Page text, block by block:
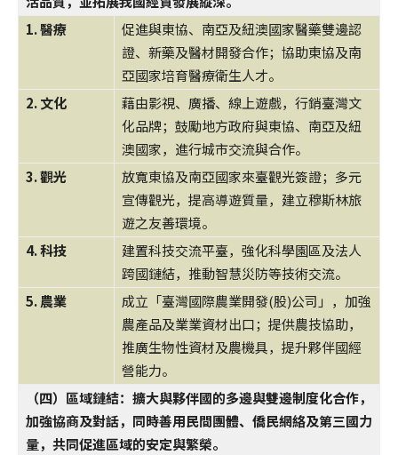
1. 醫療
促進與東協、南亞及紐澳國家醫藥雙邊認
證、新藥及醫材開發合作；協助東協及南
亞國家培育醫療衛生人才。
2. 文化
藉由影視、廣播、線上遊戲，行銷臺灣文
化品牌；鼓勵地方政府與東協、南亞及紐
澳國家，進行城市交流與合作。
3. 觀光
放寬東協及南亞國家來臺觀光簽證；多元
宣傳觀光，提高導遊質量，建立穆斯林旅
遊之友善環境。
4. 科技
建置科技交流平臺，強化科學園區及法人
跨國鏈結，推動智慧災防等技術交流。
5. 農業
成立「臺灣國際農業開發(股)公司」，加強
農產品及業業資材出口；提供農技協助，
推廣生物性資材及農機具，提升夥伴國經
營能力。
（四）區域鏈結：擴大與夥伴國的多邊與雙邊制度化合作，
加強協商及對話，同時善用民間團體、僑民網絡及第三國力
量，共同促進區域的安定與繁榮。